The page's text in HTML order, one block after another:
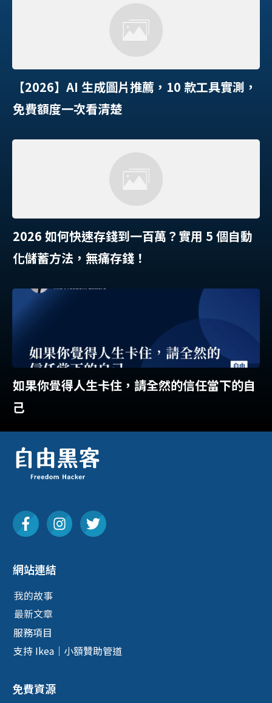
【2026】AI 生成圖片推薦，10 款工具實測，
免費額度一次看清楚
2026 如何快速存錢到一百萬？實用 5 個自動
化儲蓄方法，無痛存錢！
如果你覺得人生卡住，請全然的信任當下的自
己
網站連結
我的故事
最新文章
服務項目
支持 Ikea｜小額贊助管道
免費資源